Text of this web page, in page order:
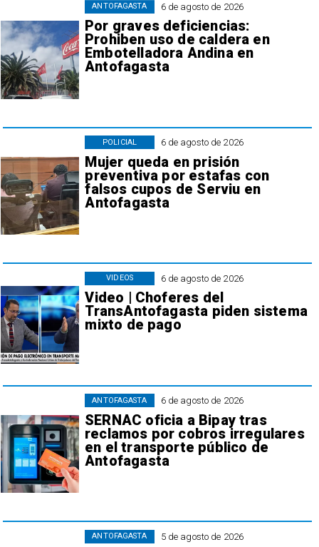
6 de agosto de 2026
Por graves deficiencias:
Prohiben uso de caldera en
Embotelladora Andina en
Antofagasta
ANTOFAGASTA
6 de agosto de 2026
Mujer queda en prisión
preventiva por estafas con
falsos cupos de Serviu en
Antofagasta
POLICIAL
6 de agosto de 2026
Video | Choferes del
TransAntofagasta piden sistema
mixto de pago
VIDEOS
6 de agosto de 2026
SERNAC oficia a Bipay tras
reclamos por cobros irregulares
en el transporte público de
Antofagasta
ANTOFAGASTA
5 de agosto de 2026
ANTOFAGASTA